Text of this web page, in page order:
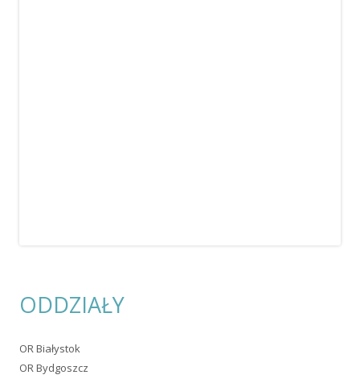
ODDZIAŁY
OR Białystok
OR Bydgoszcz